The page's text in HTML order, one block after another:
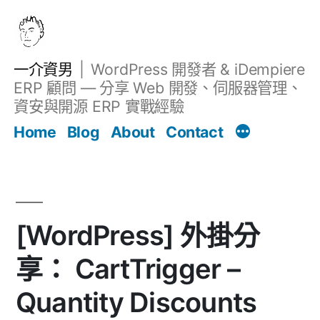
一介資男
WordPress 開發者 & iDempiere
ERP 顧問 — 分享 Web 開發、伺服器管理、
資安與開源 ERP 實戰經驗
Home
Blog About Contact
[WordPress] 外掛分
享： CartTrigger –
Quantity Discounts
文章